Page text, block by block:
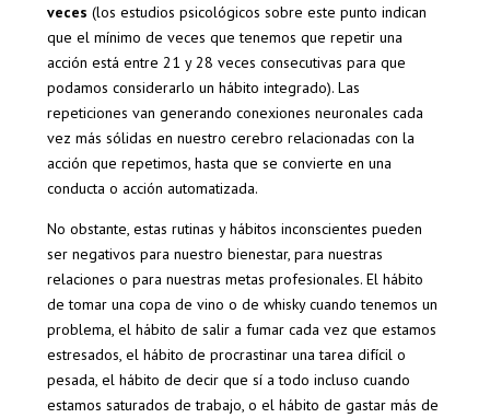
veces (los estudios psicológicos sobre este punto indican
que el mínimo de veces que tenemos que repetir una
acción está entre 21 y 28 veces consecutivas para que
podamos considerarlo un hábito integrado). Las
repeticiones van generando conexiones neuronales cada
vez más sólidas en nuestro cerebro relacionadas con la
acción que repetimos, hasta que se convierte en una
conducta o acción automatizada.
No obstante, estas rutinas y hábitos inconscientes pueden
ser negativos para nuestro bienestar, para nuestras
relaciones o para nuestras metas profesionales. El hábito
de tomar una copa de vino o de whisky cuando tenemos un
problema, el hábito de salir a fumar cada vez que estamos
estresados, el hábito de procrastinar una tarea difícil o
pesada, el hábito de decir que sí a todo incluso cuando
estamos saturados de trabajo, o el hábito de gastar más de